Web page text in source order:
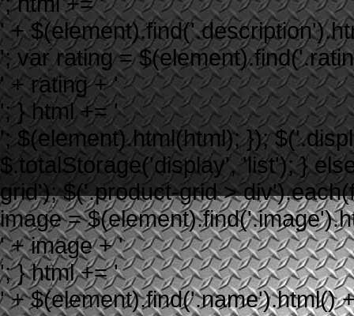
' +
'; var rating =
' + rating + '
'; } html += '
'; $(element).html(html); });
$.totalStorage('display', 'list'); }
grid'); $('.product-grid >
image =
' + image + '
'; } html += '
' + $(element).find('.name').html()